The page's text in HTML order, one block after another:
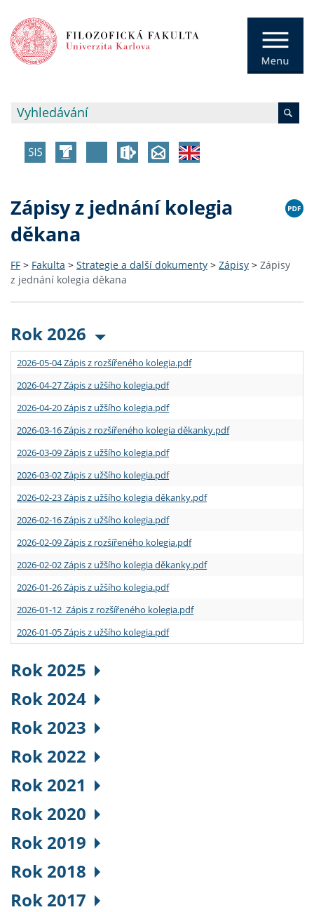
Zápisy z jednání kolegia
děkana
FF > Fakulta > Strategie a další dokumenty > Zápisy > Zápisy
z jednání kolegia děkana
Rok 2026
2026-05-04 Zápis z rozšířeného kolegia.pdf
2026-04-27 Zápis z užšího kolegia.pdf
2026-04-20 Zápis z užšího kolegia.pdf
2026-03-16 Zápis z rozšířeného kolegia děkanky.pdf
2026-03-09 Zápis z užšího kolegia.pdf
2026-03-02 Zápis z užšího kolegia.pdf
2026-02-23 Zápis z užšího kolegia děkanky.pdf
2026-02-16 Zápis z užšího kolegia.pdf
2026-02-09 Zápis z rozšířeného kolegia.pdf
2026-02-02 Zápis z užšího kolegia děkanky.pdf
2026-01-26 Zápis z užšího kolegia.pdf
2026-01-12 Zápis z rozšířeného kolegia.pdf
2026-01-05 Zápis z užšího kolegia.pdf
Rok 2025
Rok 2024
Rok 2023
Rok 2022
Rok 2021
Rok 2020
Rok 2019
Rok 2018
Rok 2017